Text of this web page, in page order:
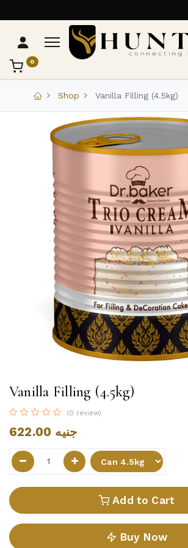
0
Shop Vanilla Filling (4.5kg)
Vanilla Filling (4.5kg)
(0 review)
622.00 جنيه
Add to Cart
Buy Now
تواصل مع Hunters
عادةً بنرد في دقائق